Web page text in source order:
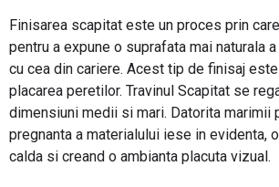
Finisarea scapitat este un proces prin
pentru a expune o suprafata mai naturala
cu cea din cariere. Acest tip de finisaj
placarea peretilor. Travinul Scapitat se
dimensiuni medii si mari. Datorita marimii
pregnanta a materialului iese in evidenta,
calda si creand o ambianta placuta vizual.